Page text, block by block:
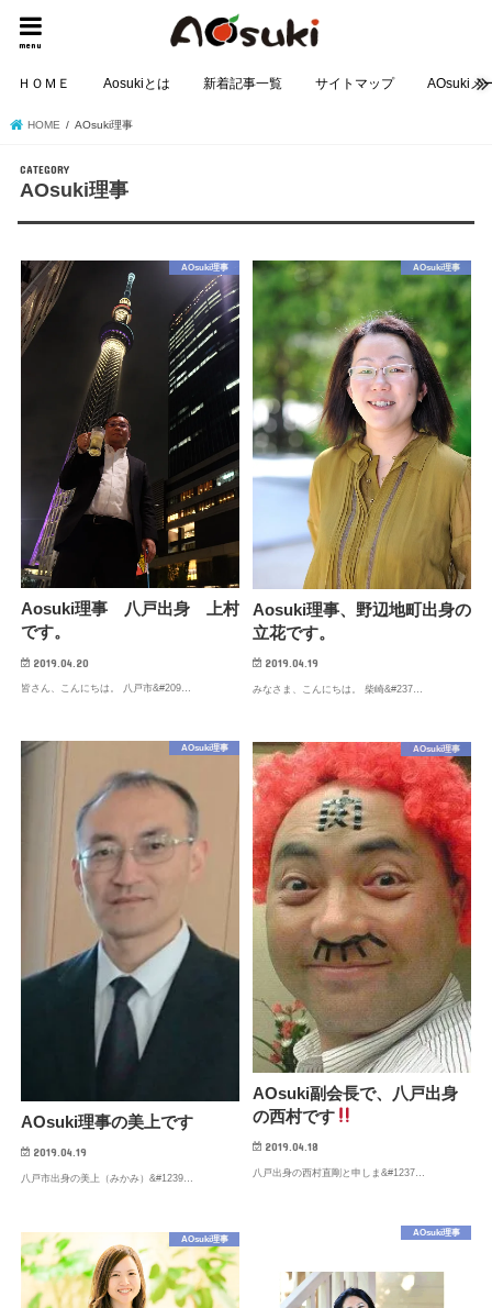
menu
ＨＯＭＥ Aosukiとは 新着記事一覧 サイトマップ AOsukiメ
HOME AOsuki理事
AOsuki理事
AOsuki理事
Aosuki理事 八戸出身 上村
です。
2019.04.20
皆さん、こんにちは。 八戸市&#209…
AOsuki理事
Aosuki理事、野辺地町出身の
立花です。
2019.04.19
みなさま、こんにちは。 柴崎&#237…
AOsuki理事
AOsuki理事の美上です
2019.04.19
八戸市出身の美上（みかみ）&#1239…
AOsuki理事
AOsuki副会長で、八戸出身
の西村です
2019.04.18
八戸出身の西村直剛と申しま&#1237…
AOsuki理事
AOsuki理事